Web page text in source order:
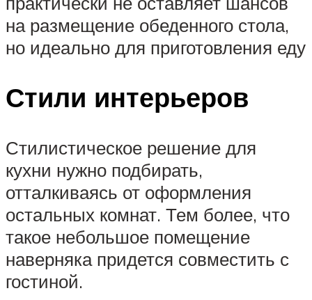
на размещение обеденного стола,
но идеально для приготовления еду
Стили интерьеров
Стилистическое решение для
кухни нужно подбирать,
отталкиваясь от оформления
остальных комнат. Тем более, что
такое небольшое помещение
наверняка придется совместить с
гостиной.